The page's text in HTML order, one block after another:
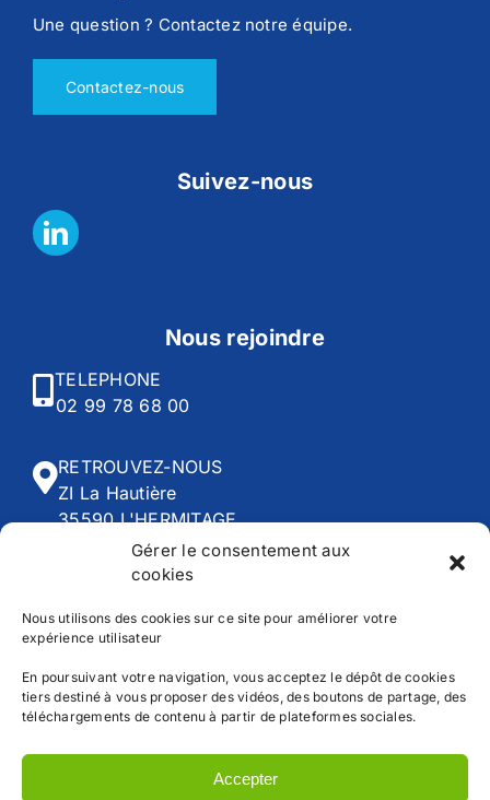
Gérer le consentement aux
cookies
Nous utilisons des cookies sur ce site pour améliorer votre
expérience utilisateur
En poursuivant votre navigation, vous acceptez le dépôt de cookies
tiers destiné à vous proposer des vidéos, des boutons de partage, des
téléchargements de contenu à partir de plateformes sociales.
Accepter
Une question ? Contactez notre équipe.
Contactez-nous
Suivez-nous
Nous rejoindre
TELEPHONE
02 99 78 68 00
RETROUVEZ-NOUS
ZI La Hautière
35590 L'HERMITAGE
HORAIRES
Du lundi au vendredi :
8h00 - 12h30 | 13h45 - 18h30
Accueil
CGV
Mentions légales